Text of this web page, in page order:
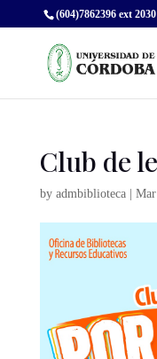
(604)7862396 ext 2030
Club de
by admbiblioteca|